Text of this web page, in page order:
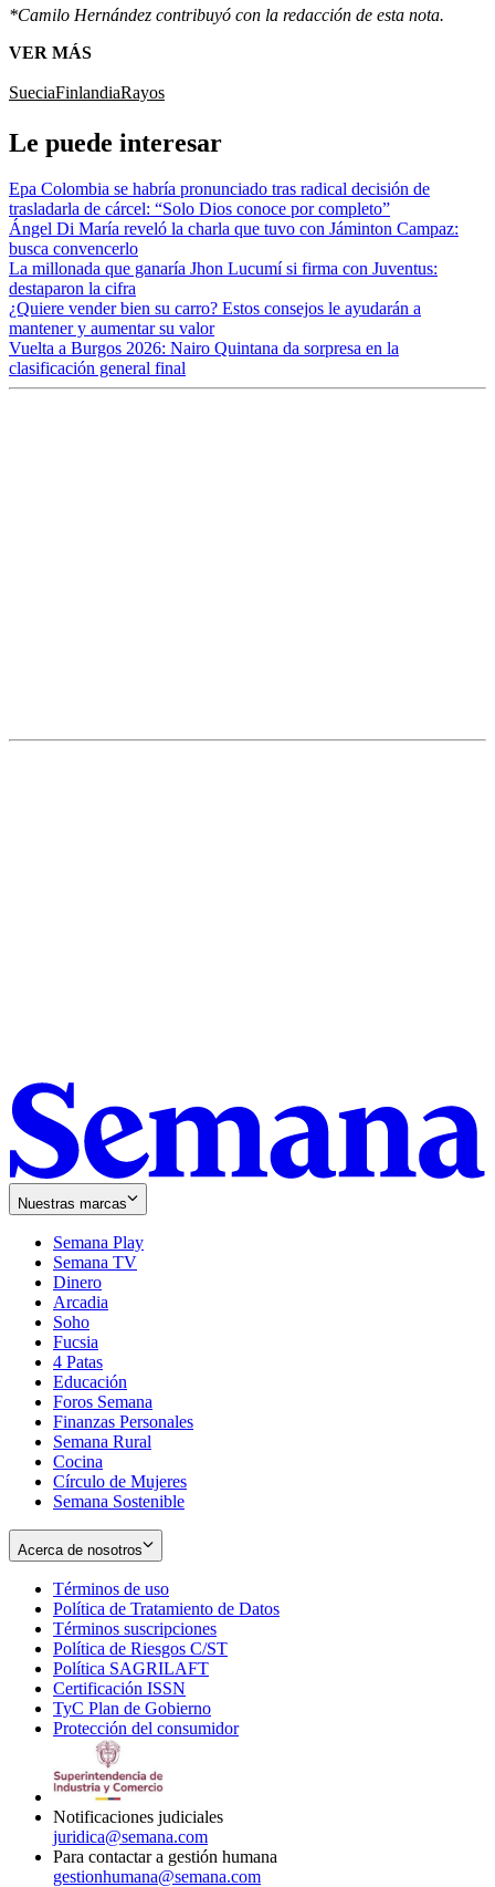
*Camilo Hernández contribuyó con la redacción de esta nota.
VER MÁS
SueciaFinlandiaRayos
Le puede interesar
Epa Colombia se habría pronunciado tras radical decisión de
trasladarla de cárcel: “Solo Dios conoce por completo”
Ángel Di María reveló la charla que tuvo con Jáminton Campaz:
busca convencerlo
La millonada que ganaría Jhon Lucumí si firma con Juventus:
destaparon la cifra
¿Quiere vender bien su carro? Estos consejos le ayudarán a
mantener y aumentar su valor
Vuelta a Burgos 2026: Nairo Quintana da sorpresa en la
clasificación general final
Nuestras marcas
Semana Play
Semana TV
Dinero
Arcadia
Soho
in
new
window
Fucsia
in
new
window
4 Patas
Educación
Foros Semana
Finanzas Personales
Semana Rural
Cocina
Círculo de Mujeres
Semana Sostenible
Acerca de nosotros
Términos de uso
in
new
window
Política de Tratamiento de Datos
Términos suscripciones
in
Política de Riesgos C/ST
Política SAGRILAFT
new
window
Certificación ISSN
in
new
TyC Plan de Gobierno
in
Protección del consumidorOpens
Notificaciones judiciales
juridica@semana.com
Para contactar a gestión humana
gestionhumana@semana.com